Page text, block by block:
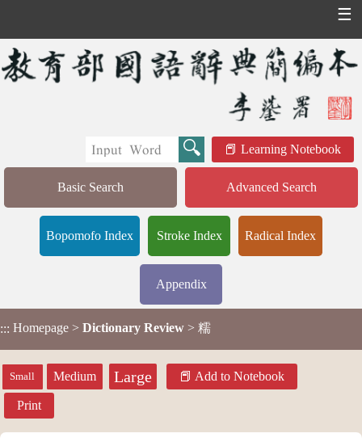
☰
Learning Notebook
Basic Search Advanced Search
Bopomofo Index Stroke Index Radical Index
Appendix
::: Homepage > Dictionary Review > 糯
Small Medium Large Add to Notebook
Print